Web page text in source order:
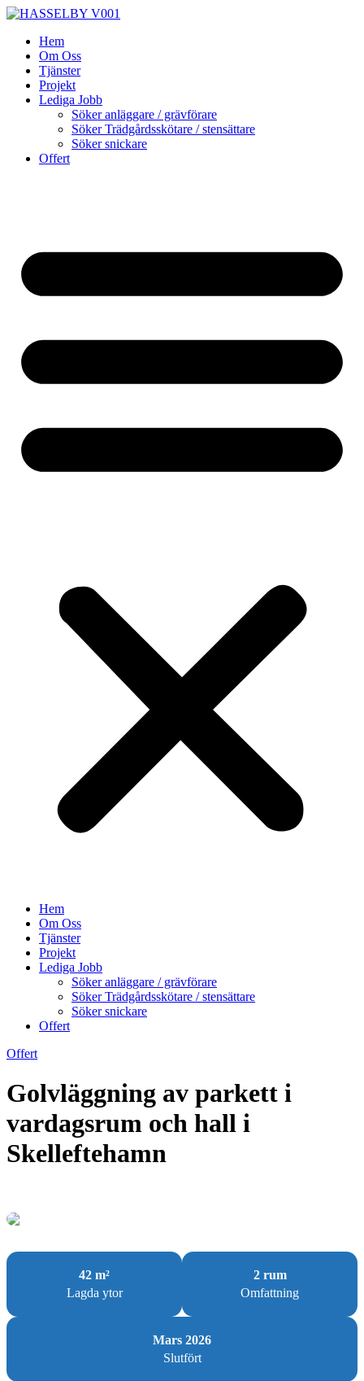
Skip
contentHem
Om Oss
Tjänster
Projekt
Lediga Jobb
Söker anläggare / grävförare
Söker Trädgårdsskötare / stensättare
Söker snickare
Offert
Hem
Om Oss
Tjänster
Projekt
Lediga Jobb
Söker anläggare / grävförare
Söker Trädgårdsskötare / stensättare
Söker snickare
Offert
Offert
Golvläggning av parkett i
vardagsrum och hall i
Skelleftehamn
42 m²
Lagda ytor
2 rum
Omfattning
Mars 2026
Slutfört